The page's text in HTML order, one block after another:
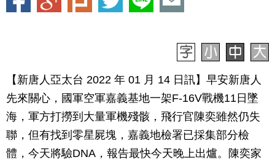
【新唐人亞太台 2022 年 01 月 14 日訊】早安新唐人
先來關心，國軍空軍嘉義基地一架F-16V戰機11日墜
海，軍方打撈到大量軍機殘骸，飛行官陳奕雖然仍失
聯，但有找到零星屍塊，嘉義地檢署已採集部分檢
體，今天將驗DNA，報告最快今天晚上出爐。陳奕家